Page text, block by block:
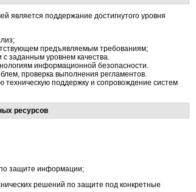
является поддержание достигнутого уровня
предъявляемым требованиям;
заданным уровнем качества.
информационной безопасности.
проверка выполнения регламентов.
поддержку и сопровождение систем
ресурсов
защите информации;
решений по защите под конкретные